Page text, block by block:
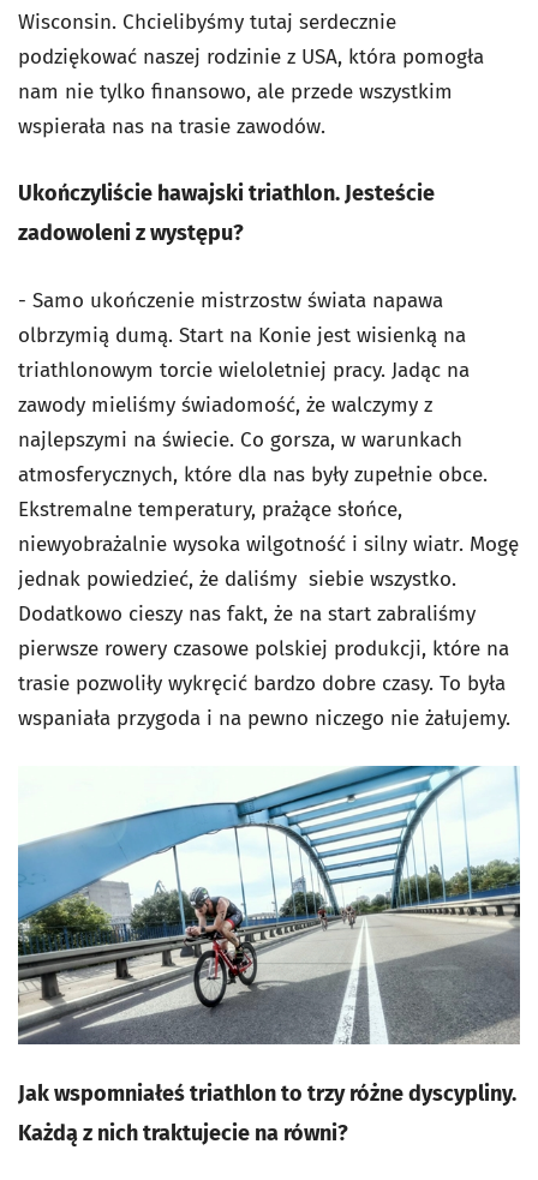
Wisconsin. Chcielibyśmy tutaj serdecznie
podziękować naszej rodzinie z USA, która pomogła
nam nie tylko finansowo, ale przede wszystkim
wspierała nas na trasie zawodów.
Ukończyliście hawajski triathlon. Jesteście
zadowoleni z występu?
- Samo ukończenie mistrzostw świata napawa
olbrzymią dumą. Start na Konie jest wisienką na
triathlonowym torcie wieloletniej pracy. Jadąc na
zawody mieliśmy świadomość, że walczymy z
najlepszymi na świecie. Co gorsza, w warunkach
atmosferycznych, które dla nas były zupełnie obce.
Ekstremalne temperatury, prażące słońce,
niewyobrażalnie wysoka wilgotność i silny wiatr. Mogę
jednak powiedzieć, że daliśmy siebie wszystko.
Dodatkowo cieszy nas fakt, że na start zabraliśmy
pierwsze rowery czasowe polskiej produkcji, które na
trasie pozwoliły wykręcić bardzo dobre czasy. To była
wspaniała przygoda i na pewno niczego nie żałujemy.
Jak wspomniałeś triathlon to trzy różne dyscypliny.
Każdą z nich traktujecie na równi?